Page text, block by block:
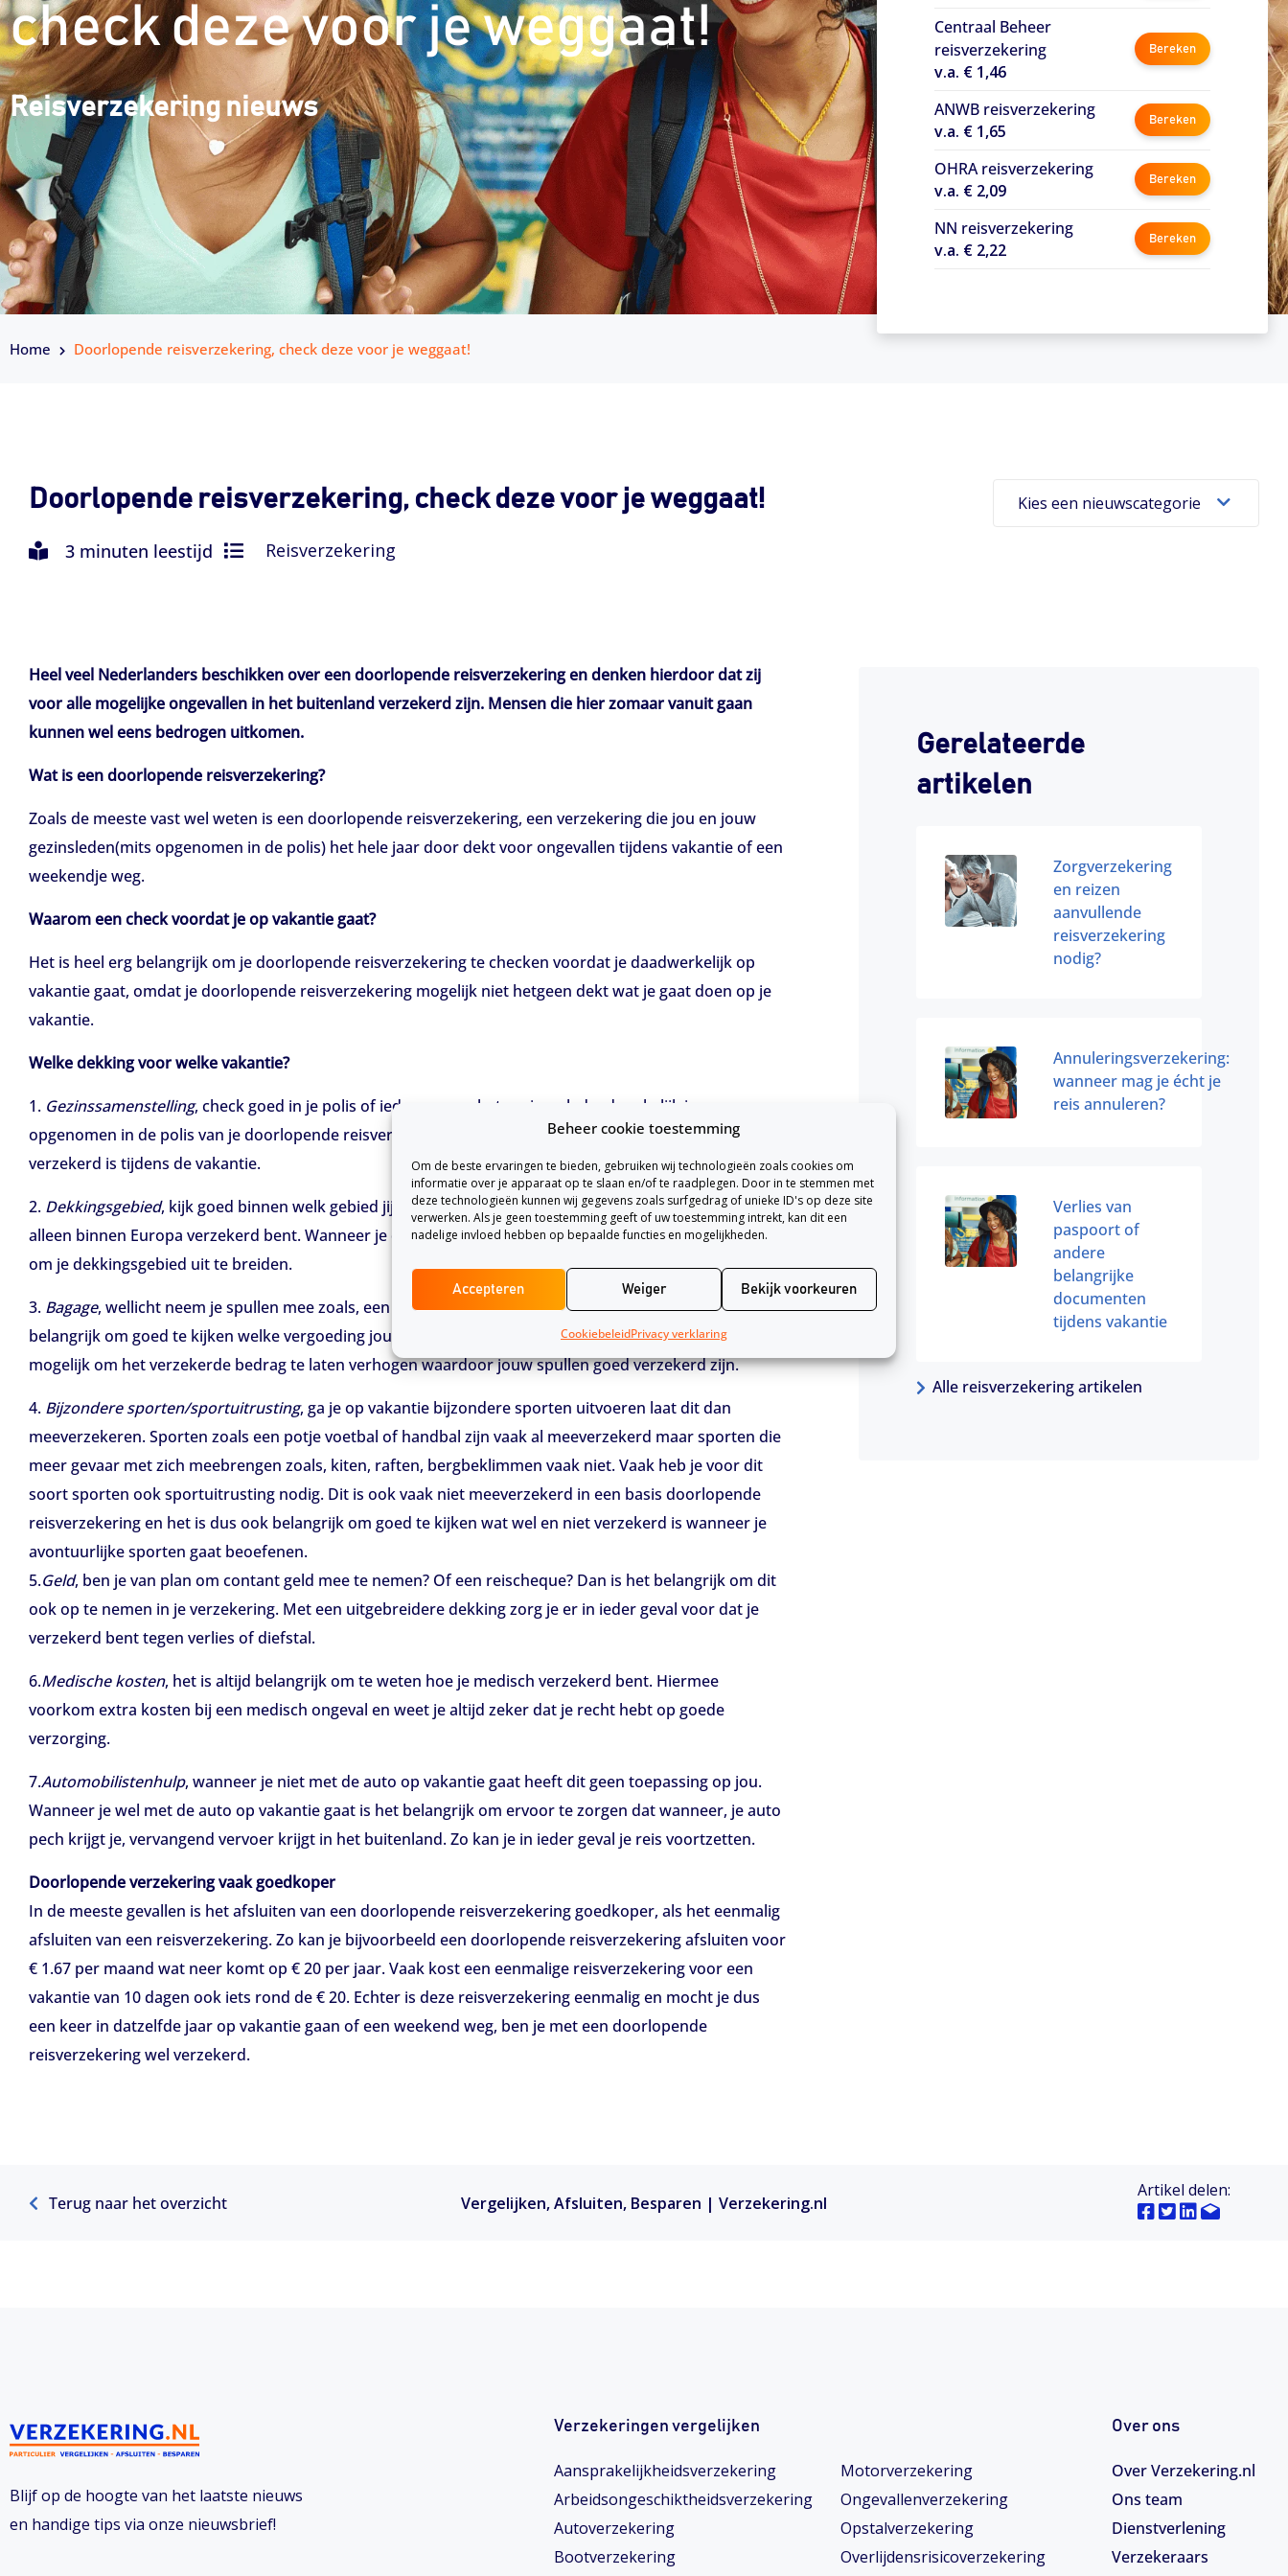
Beheer cookie toestemming
Om de beste ervaringen te bieden, gebruiken wij technologieën zoals cookies om
informatie over je apparaat op te slaan en/of te raadplegen. Door in te stemmen met
deze technologieën kunnen wij gegevens zoals surfgedrag of unieke ID's op deze site
verwerken. Als je geen toestemming geeft of uw toestemming intrekt, kan dit een
nadelige invloed hebben op bepaalde functies en mogelijkheden.
Accepteren Weiger Bekijk voorkeuren
CookiebeleidPrivacy verklaring
check deze voor je weggaat!
Reisverzekering nieuws
Centraal Beheer
reisverzekering
v.a. € 1,46
Bereken
ANWB reisverzekering
v.a. € 1,65
Bereken
OHRA reisverzekering
v.a. € 2,09
Bereken
NN reisverzekering
v.a. € 2,22
Bereken
Home Doorlopende reisverzekering, check deze voor je weggaat!
Doorlopende reisverzekering, check deze voor je weggaat!
3 minuten leestijd Reisverzekering
Heel veel Nederlanders beschikken over een doorlopende reisverzekering en denken hierdoor dat zij
voor alle mogelijke ongevallen in het buitenland verzekerd zijn. Mensen die hier zomaar vanuit gaan
kunnen wel eens bedrogen uitkomen.
Wat is een doorlopende reisverzekering?
Zoals de meeste vast wel weten is een doorlopende reisverzekering, een verzekering die jou en jouw
gezinsleden(mits opgenomen in de polis) het hele jaar door dekt voor ongevallen tijdens vakantie of een
weekendje weg.
Waarom een check voordat je op vakantie gaat?
Het is heel erg belangrijk om je doorlopende reisverzekering te checken voordat je daadwerkelijk op
vakantie gaat, omdat je doorlopende reisverzekering mogelijk niet hetgeen dekt wat je gaat doen op je
vakantie.
Welke dekking voor welke vakantie?
1. Gezinssamenstelling, check goed in je polis of iedereen van het gezin ook daadwerkelijk is
opgenomen in de polis van je doorlopende reisverzekering. Zo zorg je ervoor dat iedereen goed
verzekerd is tijdens de vakantie.
2. Dekkingsgebied, kijk goed binnen welk gebied jij verzekerd bent. Het kan bijvoorbeeld zijn dat je
alleen binnen Europa verzekerd bent. Wanneer je dus op vakantie naar Amerika gaat is het belangrijk
om je dekkingsgebied uit te breiden.
3. Bagage, wellicht neem je spullen mee zoals, een smartphone of een laptop. In dat geval is het
belangrijk om goed te kijken welke vergoeding jouw reisverzekering biedt. In de meeste gevallen is het
mogelijk om het verzekerde bedrag te laten verhogen waardoor jouw spullen goed verzekerd zijn.
4. Bijzondere sporten/sportuitrusting, ga je op vakantie bijzondere sporten uitvoeren laat dit dan
meeverzekeren. Sporten zoals een potje voetbal of handbal zijn vaak al meeverzekerd maar sporten die
meer gevaar met zich meebrengen zoals, kiten, raften, bergbeklimmen vaak niet. Vaak heb je voor dit
soort sporten ook sportuitrusting nodig. Dit is ook vaak niet meeverzekerd in een basis doorlopende
reisverzekering en het is dus ook belangrijk om goed te kijken wat wel en niet verzekerd is wanneer je
avontuurlijke sporten gaat beoefenen.
5.Geld, ben je van plan om contant geld mee te nemen? Of een reischeque? Dan is het belangrijk om dit
ook op te nemen in je verzekering. Met een uitgebreidere dekking zorg je er in ieder geval voor dat je
verzekerd bent tegen verlies of diefstal.
6.Medische kosten, het is altijd belangrijk om te weten hoe je medisch verzekerd bent. Hiermee
voorkom extra kosten bij een medisch ongeval en weet je altijd zeker dat je recht hebt op goede
verzorging.
7.Automobilistenhulp, wanneer je niet met de auto op vakantie gaat heeft dit geen toepassing op jou.
Wanneer je wel met de auto op vakantie gaat is het belangrijk om ervoor te zorgen dat wanneer, je auto
pech krijgt je, vervangend vervoer krijgt in het buitenland. Zo kan je in ieder geval je reis voortzetten.
Doorlopende verzekering vaak goedkoper
In de meeste gevallen is het afsluiten van een doorlopende reisverzekering goedkoper, als het eenmalig
afsluiten van een reisverzekering. Zo kan je bijvoorbeeld een doorlopende reisverzekering afsluiten voor
€ 1.67 per maand wat neer komt op € 20 per jaar. Vaak kost een eenmalige reisverzekering voor een
vakantie van 10 dagen ook iets rond de € 20. Echter is deze reisverzekering eenmalig en mocht je dus
een keer in datzelfde jaar op vakantie gaan of een weekend weg, ben je met een doorlopende
reisverzekering wel verzekerd.
Kies een nieuwscategorie
Gerelateerde
artikelen
Zorgverzekering
en reizen
aanvullende
reisverzekering
nodig?
Annuleringsverzekering:
wanneer mag je écht je
reis annuleren?
Verlies van
paspoort of
andere
belangrijke
documenten
tijdens vakantie
Alle reisverzekering artikelen
Terug naar het overzicht Vergelijken, Afsluiten, Besparen | Verzekering.nl
Artikel delen:
Blijf op de hoogte van het laatste nieuws
en handige tips via onze nieuwsbrief!
Verzekeringen vergelijken
Aansprakelijkheidsverzekering
Arbeidsongeschiktheids­­verzekering
Autoverzekering
Bootverzekering
Motorverzekering
Ongevallenverzekering
Opstalverzekering
Overlijdensrisicoverzekering
Over ons
Over Verzekering.nl
Ons team
Dienstverlening
Verzekeraars